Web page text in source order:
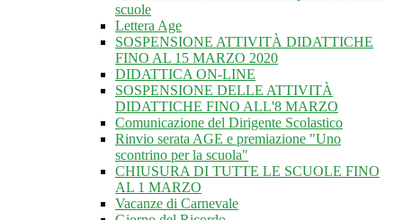
scuole
Lettera Age
SOSPENSIONE ATTIVITÀ DIDATTICHE
FINO AL 15 MARZO 2020
DIDATTICA ON-LINE
SOSPENSIONE DELLE ATTIVITÀ
DIDATTICHE FINO ALL'8 MARZO
Comunicazione del Dirigente Scolastico
Rinvio serata AGE e premiazione "Uno
scontrino per la scuola"
CHIUSURA DI TUTTE LE SCUOLE FINO
AL 1 MARZO
Vacanze di Carnevale